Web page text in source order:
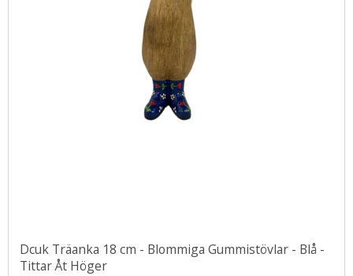
Dcuk Träanka 18 cm - Blommiga Gummistövlar - Blå -
Tittar Åt Höger